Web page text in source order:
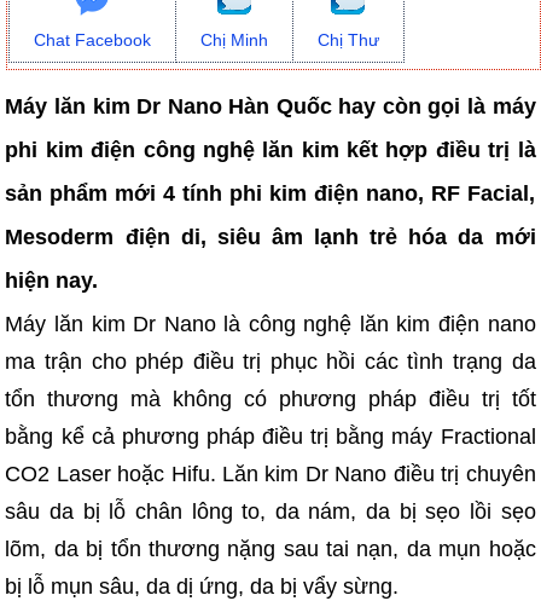
Chat Facebook Chị Minh Chị Thư
Máy lăn kim Dr Nano Hàn Quốc hay còn gọi là máy
phi kim điện công nghệ lăn kim kết hợp điều trị là
sản phẩm mới 4 tính phi kim điện nano, RF Facial,
Mesoderm điện di, siêu âm lạnh trẻ hóa da mới
hiện nay.
Máy lăn kim Dr Nano là công nghệ lăn kim điện nano
ma trận cho phép điều trị phục hồi các tình trạng da
tổn thương mà không có phương pháp điều trị tốt
bằng kể cả phương pháp điều trị bằng máy Fractional
CO2 Laser hoặc Hifu. Lăn kim Dr Nano điều trị chuyên
sâu da bị lỗ chân lông to, da nám, da bị sẹo lồi sẹo
lõm, da bị tổn thương nặng sau tai nạn, da mụn hoặc
bị lỗ mụn sâu, da dị ứng, da bị vẩy sừng.